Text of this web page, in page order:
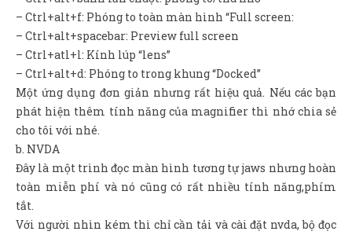
– Ctrl+alt+f: Phóng to toàn màn hình “Full screen:
– Ctrl+alt+spacebar: Preview full screen
– Ctrl+atl+l: Kính lúp “lens”
– Ctrl+alt+d: Phóng to trong khung “Docked”
Một ứng dụng đơn giản nhưng rất hiệu quả. Nếu các bạn
phát hiện thêm tính năng của magnifier thì nhớ chia sẻ
cho tôi với nhé.
b. NVDA
Đây là một trình đọc màn hình tương tự jaws nhưng hoàn
toàn miễn phí và nó cũng có rất nhiều tính năng,phím
tắt.
Với người nhìn kém thì chỉ cần tải và cài đặt nvda, bộ đọc